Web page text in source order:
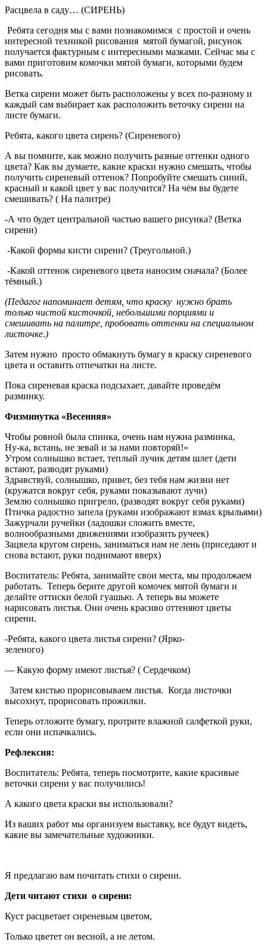
Расцвела в саду… (СИРЕНЬ)
Ребята сегодня мы с вами познакомимся с простой и очень
интересной техникой рисования мятой бумагой, рисунок
получается фактурным с интересными мазками. Сейчас мы с
вами приготовим комочки мятой бумаги, которыми будем
рисовать.
Ветка сирени может быть расположены у всех по-разному и
каждый сам выбирает как расположить веточку сирени на
листе бумаги.
Ребята, какого цвета сирень? (Сиреневого)
А вы помните, как можно получить разные оттенки одного
цвета? Как вы думаете, какие краски нужно смешать, чтобы
получить сиреневый оттенок? Попробуйте смешать синий,
красный и какой цвет у вас получится? На чём вы будете
смешивать? ( На палитре)
-А что будет центральной частью вашего рисунка? (Ветка
сирени)
-Какой формы кисти сирени? (Треугольной.)
-Какой оттенок сиреневого цвета наносим сначала? (Более
тёмный.)
(Педагог напоминает детям, что краску нужно брать
только чистой кисточкой, небольшими порциями и
смешивать на палитре, пробовать оттенки на специальном
листочке.)
Затем нужно просто обмакнуть бумагу в краску сиреневого
цвета и оставить отпечатки на листе.
Пока сиреневая краска подсыхает, давайте проведём
разминку.
Физминутка «Весенняя»
Чтобы ровной была спинка, очень нам нужна разминка,
Ну-ка, встань, не зевай и за нами повторяй!»
Утром солнышко встает, теплый лучик детям шлет (дети
встают, разводят руками)
Здравствуй, солнышко, привет, без тебя нам жизни нет
(кружатся вокруг себя, руками показывают лучи)
Землю солнышко пригрело, (разводят вокруг себя руками)
Птичка радостно запела (руками изображают взмах крыльями)
Зажурчали ручейки (ладошки сложить вместе,
волнообразными движениями изобразить ручеек)
Зацвела кругом сирень, заниматься нам не лень (приседают и
снова встают, руки поднимают вверх)
Воспитатель: Ребята, занимайте свои места, мы продолжаем
работать. Теперь берите другой комочек мятой бумаги и
делайте оттиски белой гуашью. А теперь вы можете
нарисовать листья. Они очень красиво оттеняют цветы
сирени.
-Ребята, какого цвета листья сирени? (Ярко-
зеленого)
— Какую форму имеют листья? ( Сердечком)
Затем кистью прорисовываем листья. Когда листочки
высохнут, прорисовать прожилки.
Теперь отложите бумагу, протрите влажной салфеткой руки,
если они испачкались.
Рефлексия:
Воспитатель: Ребята, теперь посмотрите, какие красивые
веточки сирени у вас получились!
А какого цвета краски вы использовали?
Из ваших работ мы организуем выставку, все будут видеть,
какие вы замечательные художники.
Я предлагаю вам почитать стихи о сирени.
Дети читают стихи о сирени:
Куст расцветает сиреневым цветом,
Только цветет он весной, а не летом.